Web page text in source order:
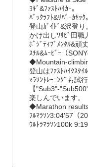
ﾖｷﾞ&ﾌｧｽﾄﾊｲｶｰ。
ﾊﾟｯｸﾗﾌﾄ&ﾘﾊﾞｰｶﾔｯｸ
登山ｶﾞｲﾄﾞ&沢登り
かけ出しﾜｻﾋﾞ田職
ﾎﾟｼﾞﾃｨﾌﾞﾒﾝﾀﾙ&頑
ｽﾁﾙ&ﾑｰﾋﾞｰ（
◆Mountain-
登山はﾌｧｽﾄﾊｲｸｽﾀ
ﾏﾗｿﾝﾄﾚｰﾆﾝｸﾞも試
【"Sub3"-
楽しんでいます。
◆Marathon
ﾌﾙﾏﾗｿﾝ3:04'57（
ｳﾙﾄﾗﾏﾗｿﾝ100k